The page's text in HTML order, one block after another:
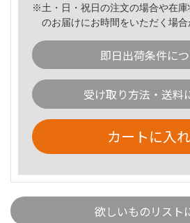
※土・日・祝日の注文の場合や在
のお届けにお時間をいただく場合
即日出荷条件に
受け取り方法・送料
カートに入
欲しいものリスト